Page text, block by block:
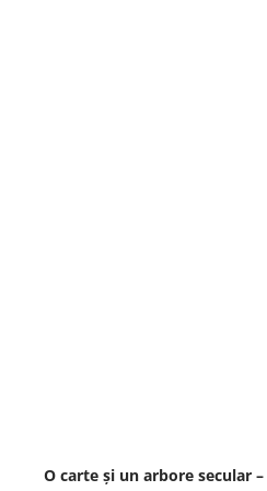
O carte și un arbore secular